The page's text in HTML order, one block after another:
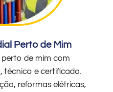
Perto de Mim
perto de mim com
técnico e certificado.
reformas elétricas,